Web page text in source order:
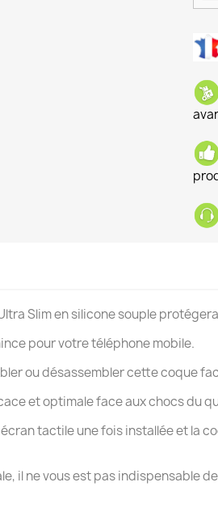
Slim en silicone souple
pour votre téléphone mobile.
ou désassembler cette coque
et optimale face aux chocs du
tactile une fois installée et la
il ne vous est pas indispensable